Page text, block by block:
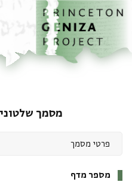
לתוכןהבית
מסמך שלטוני
מספר מדף